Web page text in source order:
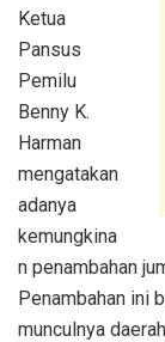
Ketua
Pansus
Pemilu
Benny K.
Harman
mengatakan
adanya
kemungkina
n penambahan
Penambahan ini
munculnya